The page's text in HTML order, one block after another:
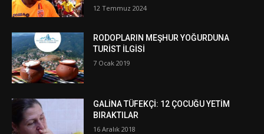
12 Temmuz 2024
RODOPLARIN MEŞHUR YOĞURDUNA
TURİST İLGİSİ
7 Ocak 2019
GALİNA TÜFEKÇİ: 12 ÇOCUĞU YETİM
BIRAKTILAR
16 Aralık 2018